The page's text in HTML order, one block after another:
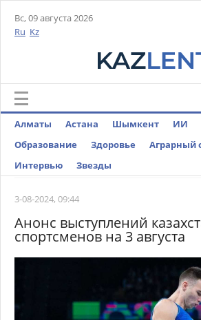
Вс, 09 августа 2026
Ru Kz
Алматы Астана Шымкент ИИ
Образование
Здоровье Аграрный
Интервью
Звезды
3-08-2024, 09:44
Анонс выступлений
спортсменов на 3 августа